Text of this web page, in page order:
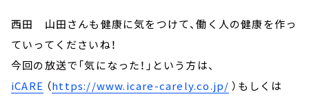
西田 山田さんも健康に気をつけて、働く人の健康を作っ
ていってくださいね！
今回の放送で「気になった！」という方は、
iCARE （https://www.icare-carely.co.jp/ ）もしくは